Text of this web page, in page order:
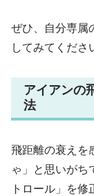
ぜひ、自分専属
してみてくださ
アイアンの
法
飛距離の衰えを
ゃ」と思いがち
トロール」を